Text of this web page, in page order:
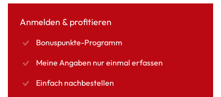
Anmelden & profitieren
Bonuspunkte-Programm
Meine Angaben nur einmal erfassen
Einfach nachbestellen